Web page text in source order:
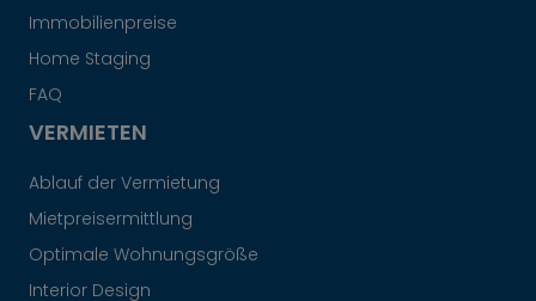
Immobilienpreise
Home Staging
FAQ
VERMIETEN
Ablauf der Vermietung
Mietpreisermittlung
Optimale Wohnungsgröße
Interior Design